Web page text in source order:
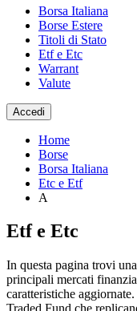
Borsa Italiana
Borse Estere
Titoli di Stato
Etf e Etc
Warrant
Valute
Accedi
Home
Borse
Borsa Italiana
Etc e Etf
A
Etf e Etc
In questa pagina trovi
principali mercati
caratteristiche